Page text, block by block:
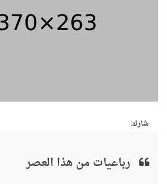
شارك:
رباعيات من هذا العصر